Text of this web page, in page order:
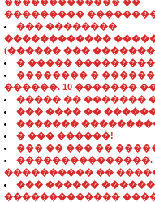
���������
��� ��������
������������
(������ ���
� �����
�������� �
������. 10 �������
����� �� �������
��� ���� ��
�������
� ��� ������!
��� �� ��� ��
���������������.
���������� ��
��� ������
�������������